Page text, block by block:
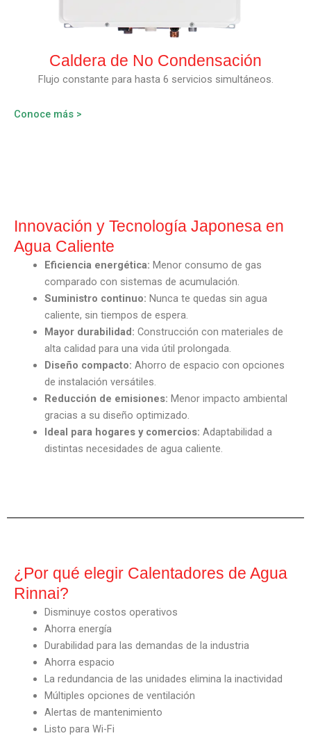
Caldera de No Condensación
Flujo constante para hasta 6 servicios simultáneos.
Conoce más >
Innovación y Tecnología Japonesa en
Agua Caliente
Eficiencia energética: Menor consumo de gas
comparado con sistemas de acumulación.
Suministro continuo: Nunca te quedas sin agua
caliente, sin tiempos de espera.
Mayor durabilidad: Construcción con materiales de
alta calidad para una vida útil prolongada.
Diseño compacto: Ahorro de espacio con opciones
de instalación versátiles.
Reducción de emisiones: Menor impacto ambiental
gracias a su diseño optimizado.
Ideal para hogares y comercios: Adaptabilidad a
distintas necesidades de agua caliente.
¿Por qué elegir Calentadores de Agua
Rinnai?
Disminuye costos operativos
Ahorra energía
Durabilidad para las demandas de la industria
Ahorra espacio
La redundancia de las unidades elimina la inactividad
Múltiples opciones de ventilación
Alertas de mantenimiento
Listo para Wi-Fi